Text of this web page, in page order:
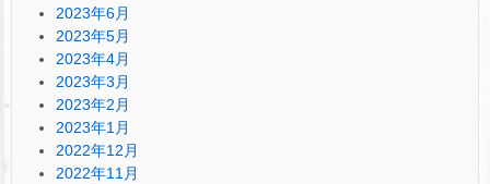
2023年6月
2023年5月
2023年4月
2023年3月
2023年2月
2023年1月
2022年12月
2022年11月